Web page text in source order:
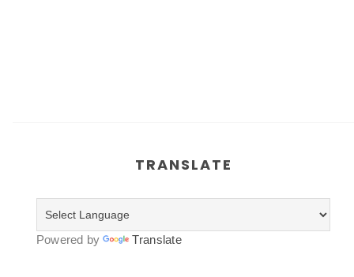
TRANSLATE
Powered by Translate